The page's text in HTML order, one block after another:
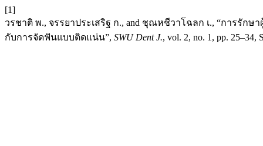
[1]
วรชาติ พ., จรรยาประเสริฐ ก., and ชุณหชีวาโฉลก เ., “การรั
กับการจัดฟันแบบติดแน่น”, SWU Dent J., vol. 2, no. 1, pp. 25–34,